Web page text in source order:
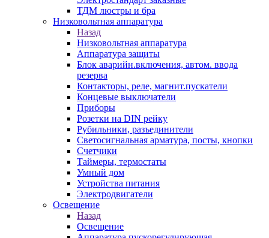
ТДМ люстры и бра
Низковольтная аппаратура
Назад
Низковольтная аппаратура
Аппаратура защиты
Блок аварийн.включения, автом. ввода
резерва
Контакторы, реле, магнит.пускатели
Концевые выключатели
Приборы
Розетки на DIN рейку
Рубильники, разъединители
Светосигнальная арматура, посты, кнопки
Счетчики
Таймеры, термостаты
Умный дом
Устройства питания
Электродвигатели
Освещение
Назад
Освещение